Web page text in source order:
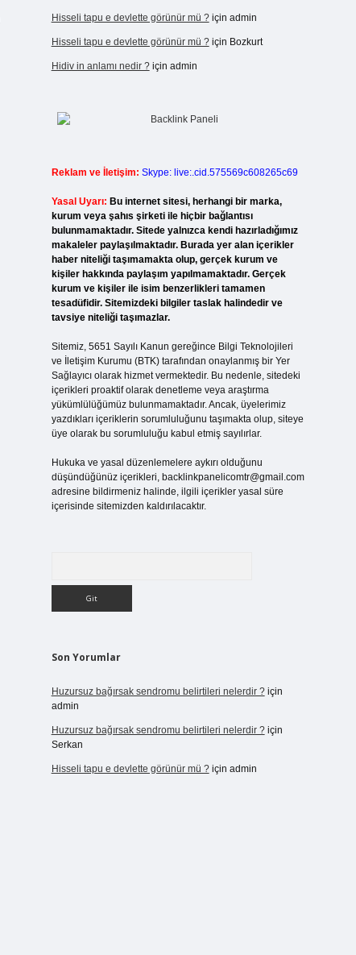
Hisseli tapu e devlette görünür mü ?için admin
Hisseli tapu e devlette görünür mü ?için Bozkurt
Hidiv in anlamı nedir ?için admin
Reklam ve İletişim: Skype: live:.cid.575569c608265c69
Yasal Uyarı: Bu internet sitesi, herhangi bir marka,
kurum veya şahıs şirketi ile hiçbir bağlantısı
bulunmamaktadır. Sitede yalnızca kendi hazırladığımız
makaleler paylaşılmaktadır. Burada yer alan içerikler
haber niteliği taşımamakta olup, gerçek kurum ve
kişiler hakkında paylaşım yapılmamaktadır. Gerçek
kurum ve kişiler ile isim benzerlikleri tamamen
tesadüfidir. Sitemizdeki bilgiler taslak halindedir ve
tavsiye niteliği taşımazlar.
Sitemiz, 5651 Sayılı Kanun gereğince Bilgi Teknolojileri
ve İletişim Kurumu (BTK) tarafından onaylanmış bir Yer
Sağlayıcı olarak hizmet vermektedir. Bu nedenle, sitedeki
içerikleri proaktif olarak denetleme veya araştırma
yükümlülüğümüz bulunmamaktadır. Ancak, üyelerimiz
yazdıkları içeriklerin sorumluluğunu taşımakta olup, siteye
üye olarak bu sorumluluğu kabul etmiş sayılırlar.
Hukuka ve yasal düzenlemelere aykırı olduğunu
düşündüğünüz içerikleri, backlinkpanelicomtr@gmail.com
adresine bildirmeniz halinde, ilgili içerikler yasal süre
içerisinde sitemizden kaldırılacaktır.
Son Yorumlar
Huzursuz bağırsak sendromu belirtileri nelerdir ?için
admin
Huzursuz bağırsak sendromu belirtileri nelerdir ?için
Serkan
Hisseli tapu e devlette görünür mü ?için admin